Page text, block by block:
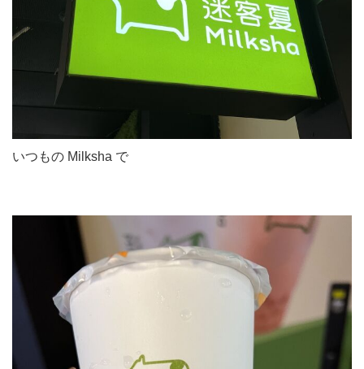
いつもの Milksha で